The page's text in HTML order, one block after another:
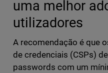
uma melhor
utilizadores
A recomendação é que
de credenciais (CSPs)
passwords com um